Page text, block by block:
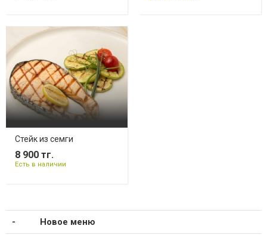
Стейк из семги
8 900 тг.
Есть в наличии
Новое меню